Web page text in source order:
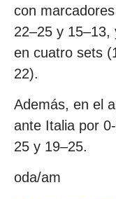
con
22–25 y 15–13,
en cuatro sets
22).
Además, en el
ante Italia por
25 y 19–25.
oda/am